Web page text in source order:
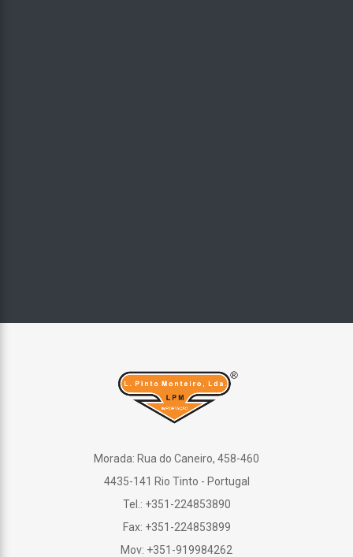
Morada: Rua do Caneiro, 458-460
4435-141 Rio Tinto - Portugal
Tel.: +351-224853890
Fax: +351-224853899
Mov: +351-919984262